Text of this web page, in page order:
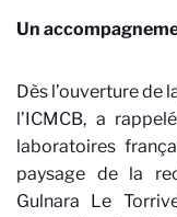
Un
Dès l’ouverture de
l’ICMCB, a
laboratoires
paysage de la
Gulnara Le